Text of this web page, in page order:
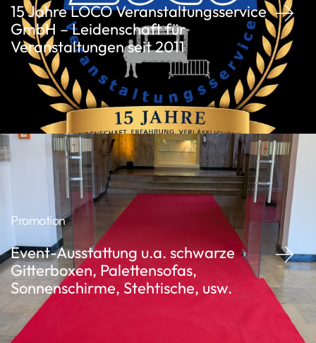
15 Jahre LOCO Veranstaltungsservice
GmbH – Leidenschaft für
Veranstaltungen seit 2011
Promotion
Event-Ausstattung u.a. schwarze
Gitterboxen, Palettensofas,
Sonnenschirme, Stehtische, usw.